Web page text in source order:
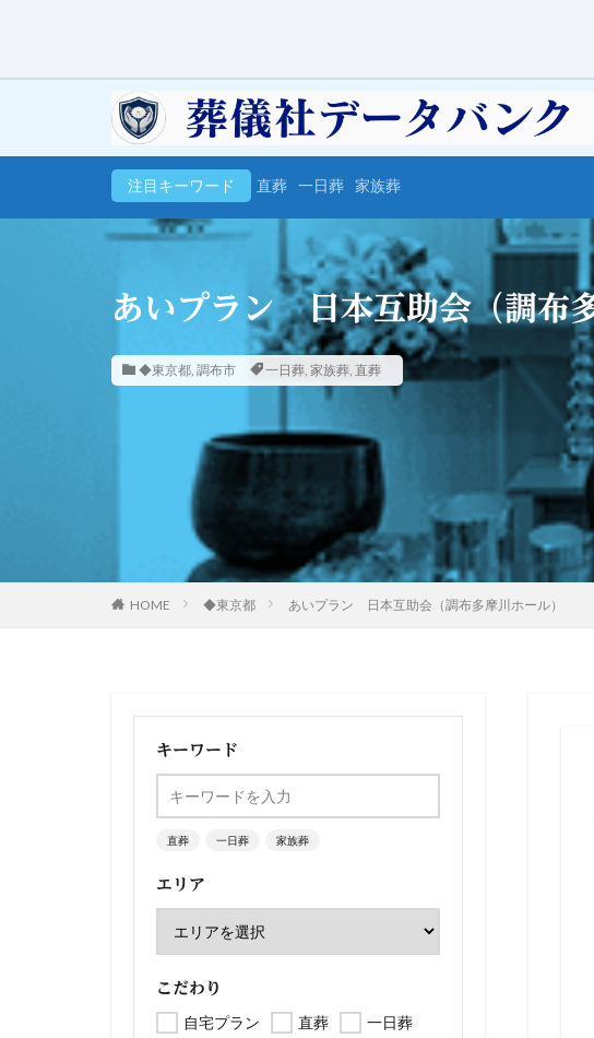
注目キーワード 直葬 一日葬 家族葬
あいプラン 日本互助会（調布
◆東京都, 調布市 一日葬, 家族葬, 直葬
HOME ◆東京都 あいプラン 日本互助会（調布多摩川ホール）
キーワード
直葬 一日葬 家族葬
エリア
こだわり
自宅プラン 直葬
一日葬